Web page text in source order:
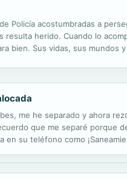
Policía acostumbradas a
resulta herido. Cuando lo
bien. Sus vidas, sus mundos
me he separado y ahora
que me separé porque
en su teléfono como